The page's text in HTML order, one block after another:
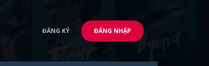
ĐĂNG KÝ ĐĂNG NHẬP